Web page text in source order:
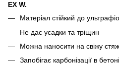
EX W.
Матеріал стійкий до
Не дає усадки та тріщин
Можна наносити на свіжу
Запобігає карбонізації в бетоні